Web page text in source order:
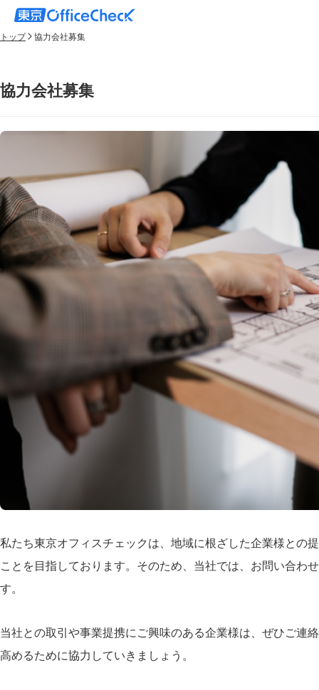
トップ 協力会社募集
協力会社募集
私たち東京オフィスチェックは、地域に根ざした企業様との
ことを目指しております。そのため、当社では、お問い合わ
す。
当社との取引や事業提携にご興味のある企業様は、ぜひご連
高めるために協力していきましょう。